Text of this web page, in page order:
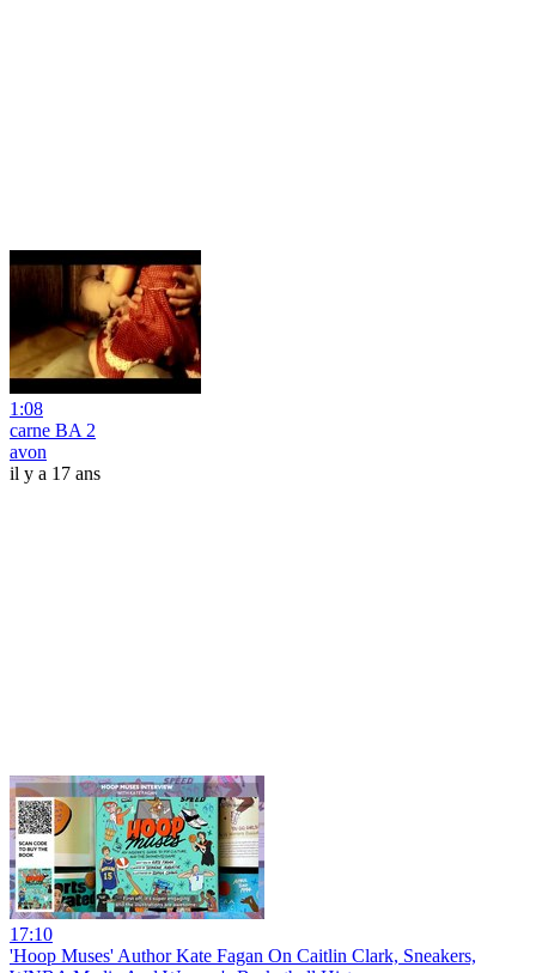
1:08
carne BA 2
avon
il y a 17 ans
17:10
'Hoop Muses' Author Kate Fagan On Caitlin Clark, Sneakers,